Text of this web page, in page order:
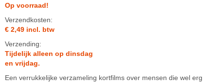
Op voorraad!
Verzendkosten:
€ 2,49 incl. btw
Verzending:
Tijdelijk alleen op dinsdag
en vrijdag.
Een verrukkelijke verzameling kortfilms over mensen die wel erg